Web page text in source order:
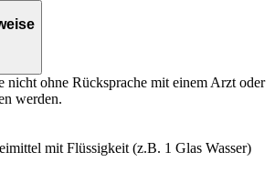
nicht ohne Rücksprache mit einem Arzt oder
werden.
mit Flüssigkeit (z.B. 1 Glas Wasser)